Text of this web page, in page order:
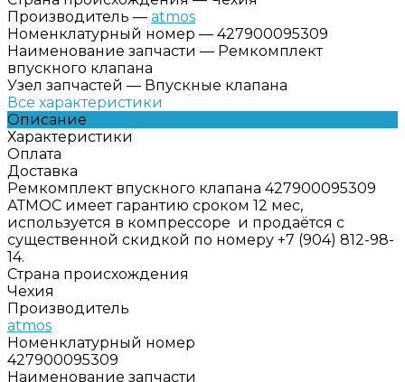
Производитель — atmos
Номенклатурный номер — 427900095309
Наименование запчасти — Ремкомплект
впускного клапана
Узел запчастей — Впускные клапана
Все характеристики
Описание
Характеристики
Оплата
Доставка
Ремкомплект впускного клапана 427900095309
АТМОС имеет гарантию сроком 12 мес,
используется в компрессоре и продаётся с
существенной скидкой по номеру +7 (904) 812-98-
14.
Страна происхождения
Чехия
Производитель
atmos
Номенклатурный номер
427900095309
Наименование запчасти